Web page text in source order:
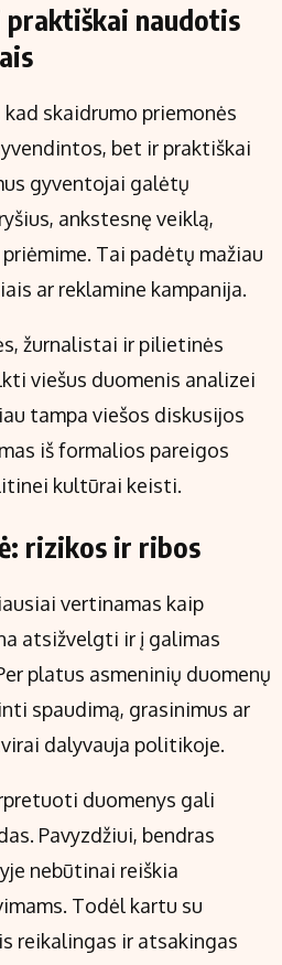
naudotis
skaidrumo priemonės
bet ir praktiškai
gyventojai galėtų
ankstesnę veiklą,
Tai padėtų mažiau
ar reklamine kampanija.
žurnalistai ir pilietinės
viešus duomenis analizei
tampa viešos diskusijos
iš formalios pareigos
kultūrai keisti.
rizikos ir ribos
vertinamas kaip
atsižvelgti ir į galimas
platus asmeninių duomenų
spaudimą, grasinimus ar
dalyvauja politikoje.
duomenys gali
Pavyzdžiui, bendras
nebūtinai reiškia
Todėl kartu su
reikalingas ir atsakingas